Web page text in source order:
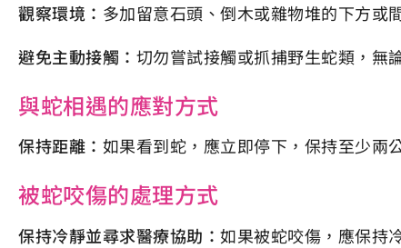
觀察環境： 多加留意石頭、倒木或雜物堆的下方或
避免主動接觸： 切勿嘗試接觸或抓捕野生蛇類，無
與蛇相遇的應對方式
保持距離： 如果看到蛇，應立即停下，保持至少兩
被蛇咬傷的處理方式
保持冷靜並尋求醫療協助： 如果被蛇咬傷，應保持